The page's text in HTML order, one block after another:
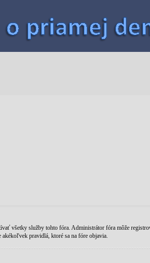
všetky služby tohto fóra. Administrátor fóra môže
pravidlá, ktoré sa na fóre objavia.